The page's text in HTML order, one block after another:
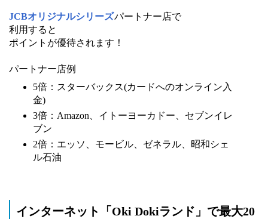
JCBオリジナルシリーズパートナー店で
利用すると
ポイントが優待されます！
パートナー店例
5倍：スターバックス(カードへのオンライン入
金)
3倍：Amazon、イトーヨーカドー、 セブンイレ
ブン
2倍：エッソ、モービル、ゼネラル、昭和シェ
ル石油
インターネット「Oki Dokiランド」で最大20